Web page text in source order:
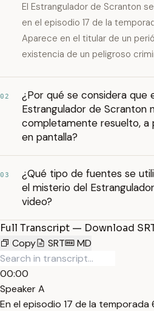
El Estrangulador de Scranton
en el episodio 17 de la
Aparece en el titular de un
existencia de un peligroso
02
¿Por qué se considera que
Estrangulador de Scranton
completamente resuelto, a
en pantalla?
03
¿Qué tipo de fuentes se
el misterio del
video?
Full Transcript — Download
Copy
SRT MD
00:00
Speaker A
En el episodio 17 de la temporada